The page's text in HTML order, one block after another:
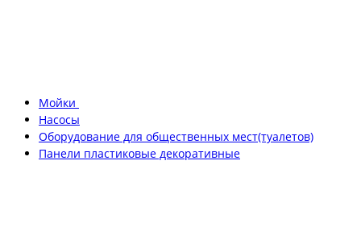
Мойки
Насосы
Оборудование для общественных мест(туалетов)
Панели пластиковые декоративные